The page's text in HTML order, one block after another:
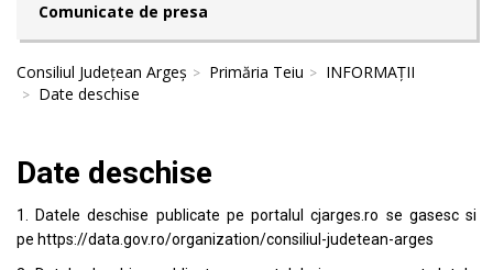
Comunicate de presa
Consiliul Județean Argeș Primăria Teiu
INFORMAȚII
Date deschise
Date deschise
1. Datele deschise publicate pe portalulcjarges.ro se gasesc si
pe https://data.gov.ro/organization/consiliul-judetean-arges